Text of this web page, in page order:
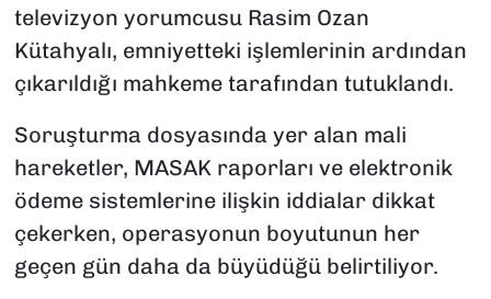
televizyon yorumcusu Rasim Ozan
Kütahyalı, emniyetteki işlemlerinin ardından
çıkarıldığı mahkeme tarafından tutuklandı.
Soruşturma dosyasında yer alan mali
hareketler, MASAK raporları ve elektronik
ödeme sistemlerine ilişkin iddialar dikkat
çekerken, operasyonun boyutunun her
geçen gün daha da büyüdüğü belirtiliyor.